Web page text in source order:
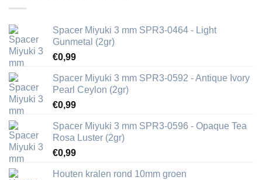
Spacer Miyuki 3 mm SPR3-0464 - Light
Gunmetal (2gr)
€0,99
Spacer Miyuki 3 mm SPR3-0592 - Antique Ivory
Pearl Ceylon (2gr)
€0,99
Spacer Miyuki 3 mm SPR3-0596 - Opaque Tea
Rosa Luster (2gr)
€0,99
Houten kralen rond 10mm groen